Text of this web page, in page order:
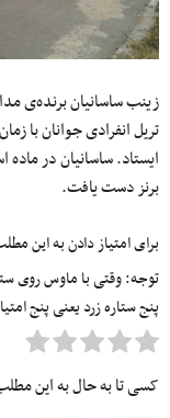
زینب ساسانیان برنده‌ی
ایستاد. ساسانیان در
برنز دست یافت.
برای امتیاز دادن به این
توجه: وقتی با ماوس روی
پنج ستاره زرد یعنی پنج
کسی تا به حال به این